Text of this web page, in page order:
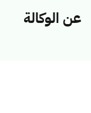
عن الوكالة